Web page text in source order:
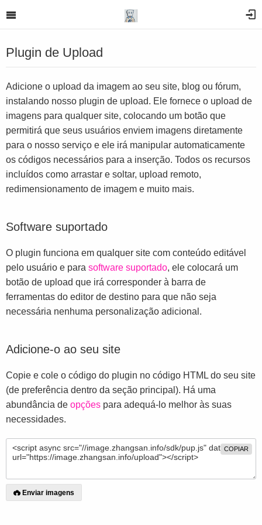
Plugin de Upload
Adicione o upload da imagem ao seu site, blog ou fórum,
instalando nosso plugin de upload. Ele fornece o upload de
imagens para qualquer site, colocando um botão que
permitirá que seus usuários enviem imagens diretamente
para o nosso serviço e ele irá manipular automaticamente
os códigos necessários para a inserção. Todos os recursos
incluídos como arrastar e soltar, upload remoto,
redimensionamento de imagem e muito mais.
Software suportado
O plugin funciona em qualquer site com conteúdo editável
pelo usuário e para software suportado, ele colocará um
botão de upload que irá corresponder à barra de
ferramentas do editor de destino para que não seja
necessária nenhuma personalização adicional.
Adicione-o ao seu site
Copie e cole o código do plugin no código HTML do seu site
(de preferência dentro da seção principal). Há uma
abundância de opções para adequá-lo melhor às suas
necessidades.
COPIAR
Enviar imagens